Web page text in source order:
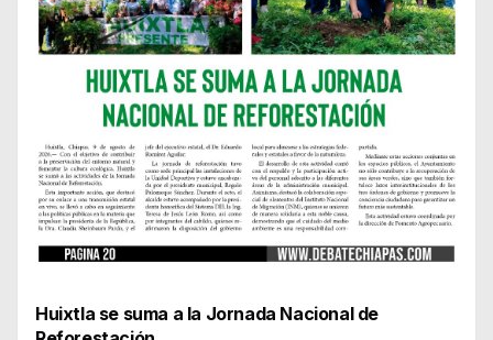
Huixtla se suma a la Jornada Nacional de